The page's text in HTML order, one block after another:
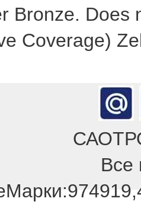
Bronze. Does
Coverage)
Все